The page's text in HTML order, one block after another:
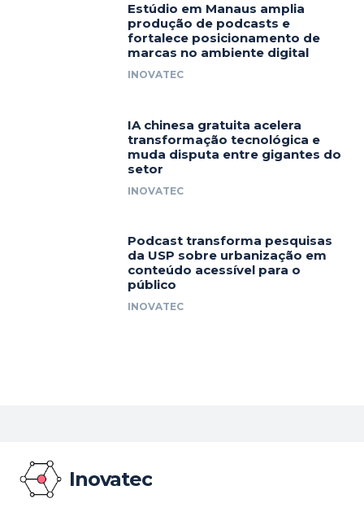
Estúdio em Manaus amplia
produção de podcasts e
fortalece posicionamento de
marcas no ambiente digital
INOVATEC
IA chinesa gratuita acelera
transformação tecnológica e
muda disputa entre gigantes do
setor
INOVATEC
Podcast transforma pesquisas
da USP sobre urbanização em
conteúdo acessível para o
público
INOVATEC
Inovatec